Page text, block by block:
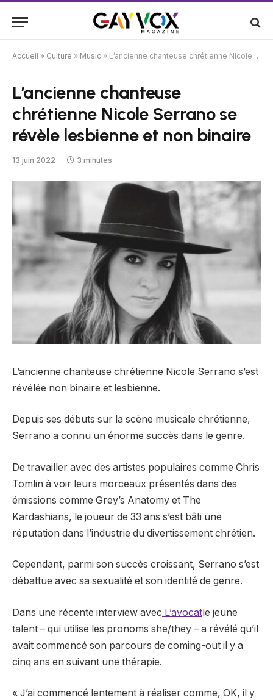
Accueil » Culture » Music » L’ancienne chanteuse chrétienne Nicole Serrano se révèle lesbienne et non binaire
L’ancienne chanteuse
chrétienne Nicole Serrano se
révèle lesbienne et non binaire
13 juin 2022 3 minutes
L’ancienne chanteuse chrétienne Nicole Serrano s’est
révélée non binaire et lesbienne.
Depuis ses débuts sur la scène musicale chrétienne,
Serrano a connu un énorme succès dans le genre.
De travailler avec des artistes populaires comme Chris
Tomlin à voir leurs morceaux présentés dans des
émissions comme Grey’s Anatomy et The
Kardashians, le joueur de 33 ans s’est bâti une
réputation dans l’industrie du divertissement chrétien.
Cependant, parmi son succès croissant, Serrano s’est
débattue avec sa sexualité et son identité de genre.
Dans une récente interview avec L’avocatle jeune
talent – qui utilise les pronoms she/they – a révélé qu’il
avait commencé son parcours de coming-out il y a
cinq ans en suivant une thérapie.
« J’ai commencé lentement à réaliser comme, OK, il y